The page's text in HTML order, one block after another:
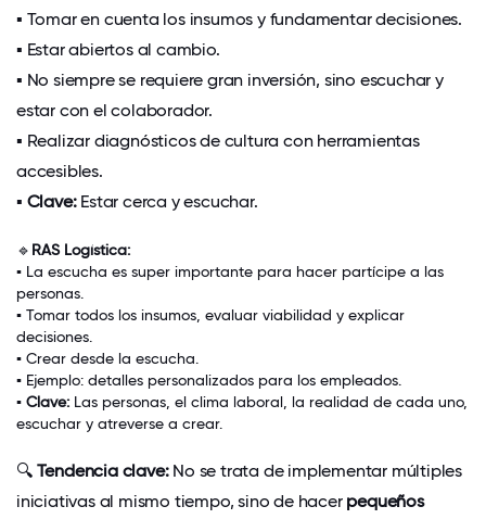
▪ Tomar en cuenta los insumos y fundamentar decisiones.
▪ Estar abiertos al cambio.
▪ No siempre se requiere gran inversión, sino escuchar y
estar con el colaborador.
▪ Realizar diagnósticos de cultura con herramientas
accesibles.
▪ Clave: Estar cerca y escuchar.
🔹 RAS Logística:
▪ La escucha es super importante para hacer partícipe a las
personas.
▪ Tomar todos los insumos, evaluar viabilidad y explicar
decisiones.
▪ Crear desde la escucha
▪ Ejemplo: detalles personalizados para los empleados.
▪ Clave: Las personas, el clima laboral, la realidad de cada uno,
escuchar y atreverse a crear.
🔍 Tendencia clave:No se trata de implementar múltiples
iniciativas al mismo tiempo, sino de hacer pequeños